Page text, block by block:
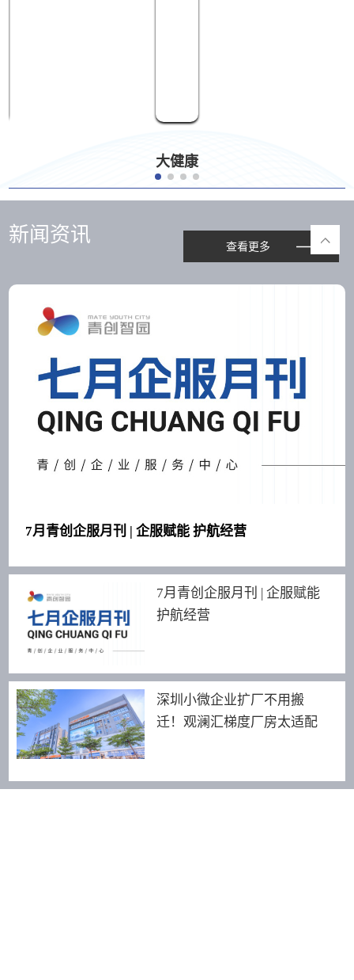
大健康
新闻资讯 查看更多
7月青创企服月刊 | 企服赋能 护航经营
7月青创企服月刊 | 企服赋能
护航经营
深圳小微企业扩厂不用搬
迁！观澜汇梯度厂房太适配